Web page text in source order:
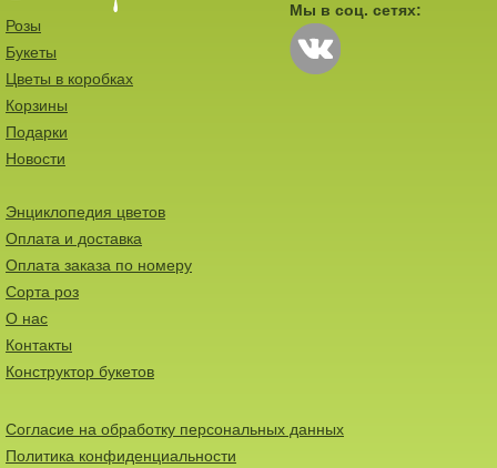
Мы в соц. сетях:
Розы
Букеты
Цветы в коробках
Корзины
Подарки
Новости
Энциклопедия цветов
Оплата и доставка
Оплата заказа по номеру
Сорта роз
О нас
Контакты
Конструктор букетов
Согласие на обработку персональных данных
Политика конфиденциальности